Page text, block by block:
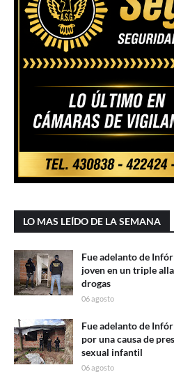
LO MAS LEÍDO DE LA SEMANA
Fue adelanto de
joven en un triple
drogas
06 agosto
Fue adelanto de
por una causa de
sexual infantil
06 agosto